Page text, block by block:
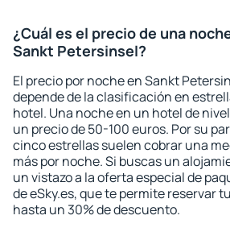
¿Cuál es el precio de una
Sankt Petersinsel?
El precio por noche en Sankt
depende de la clasificación en
hotel. Una noche en un hotel de
un precio de 50-100 euros. Por su
cinco estrellas suelen cobrar una
más por noche. Si buscas un
un vistazo a la oferta especial de
de eSky.es, que te permite reservar
hasta un 30% de descuento.